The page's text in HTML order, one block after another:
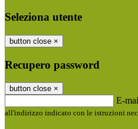
Seleziona utente
button close ×
Recupero password
button close ×
E-
all'indirizzo indicato con le istruzioni